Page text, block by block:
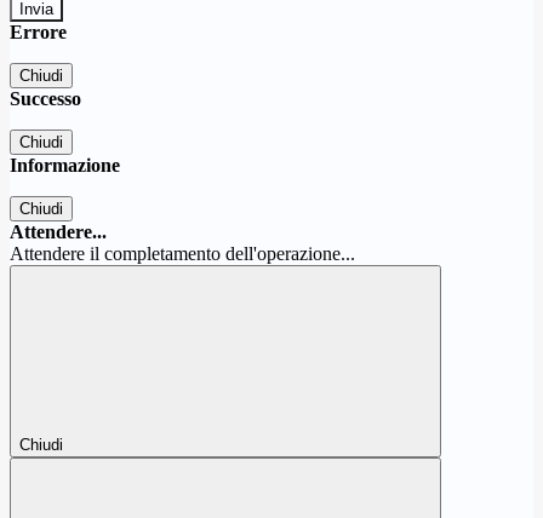
Errore
Chiudi
Successo
Chiudi
Informazione
Chiudi
Attendere...
Attendere il completamento dell'operazione...
Chiudi